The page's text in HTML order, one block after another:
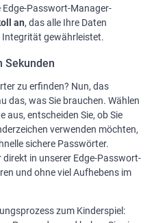
Passwort-Manager-
an, das alle Ihre Daten
Integrität gewährleistet.
Sekunden
zu erfinden? Nun, das
das, was Sie brauchen. Wählen
aus, entscheiden Sie, ob Sie
verwenden möchten,
sichere Passwörter.
in unserer Edge-Passwort-
und ohne viel Aufhebens im
zum Kinderspiel: